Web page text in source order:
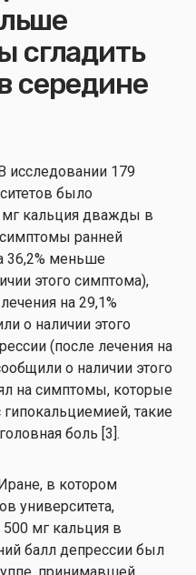
сгладить
середине
исследовании 179
было
мг кальция дважды в
ранней
36,2% меньше
этого симптома),
на 29,1%
о наличии этого
(после лечения на
о наличии этого
на симптомы, которые
такие
боль [3].
в котором
университета,
500 мг кальция в
балл депрессии был